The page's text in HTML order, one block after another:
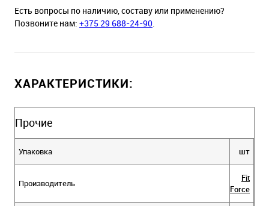
Есть вопросы по наличию, составу или применению?
Позвоните нам: +375 29 688-24-90.
ХАРАКТЕРИСТИКИ:
Прочие
Упаковка шт
Производитель
Fit
Force